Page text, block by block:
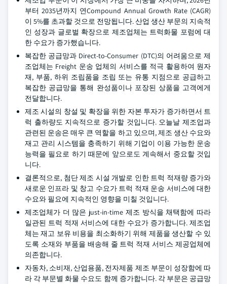
부터 2035년까지 연Compound Annual Growth Rate (CAGR)
이 5%를 초과할 것으로 전망됩니다. 산업 생산 부문의 지속적
인 성장과 글로벌 확장으로 제조업체는 트럭화물 포럼에 대
한 수요가 증가했습니다.
복잡한 공급망과 Direct-to-Consumer (DTC)의 어려움으로 제
조업체는 Freight 운송 업체의 서비스를 적극 활용하여 원자
재, 부품, 하위 조립품을 조립 또는 유통 지점으로 공급하고
복잡한 공급망을 통해 완성품이나 포장된 상품을 고객에게
전달합니다.
제조 시설의 창설 및 확장을 위한 자본 투자가 증가하면서 트
럭 출하량도 지속적으로 증가할 것입니다. 오늘날 제조업과
관련된 운송은 매우 큰 역할을 하고 있으며, 제조 생산 수요와
재고 관리 시스템을 충족하기 위해 기업이 이용 가능한 운송
능력을 필요로 하기 때문에 앞으로도 계속해서 중요할 것입
니다.
결론적으로, 첨단 제조 시설 개발로 인한 트럭 적재량 증가와
새로운 인프라 및 창고 수요가 트럭 적재 운송 서비스에 대한
수요와 필요에 지속적인 영향을 미칠 것입니다.
제조업체가 더 많은 just-in-time 제조 방식을 채택함에 따라
일관된 트럭 적재 서비스에 대한 수요가 증가합니다. 제조업
체는 재고 보유 비용을 최소화하기 위해 제품을 생산할 수 있
도록 소재와 부품을 배송해 줄 트럭 적재 서비스 제공업체에
의존합니다.
자동차, 소비재, 산업용품, 전자제품 제조 부문이 성장함에 따
라 각 부문별 화물 수요도 함께 증가합니다. 각 부문은 공급망